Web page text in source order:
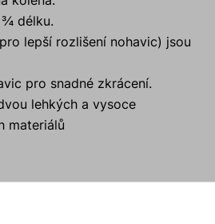
¾ délku.
lepší rozlišení nohavic) jsou
pro snadné zkrácení.
lehkých a vysoce
materiálů